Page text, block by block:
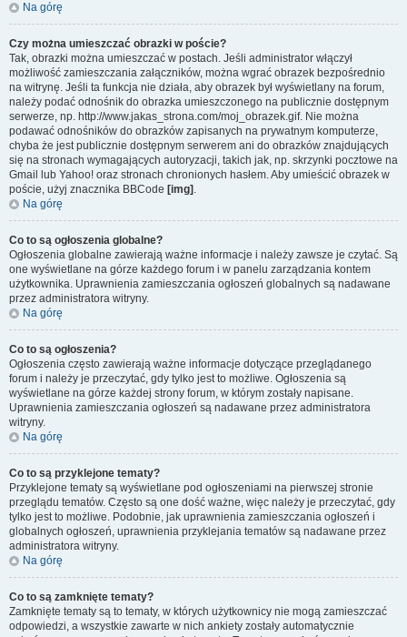
Na górę
Czy można umieszczać obrazki w poście?
Tak, obrazki można umieszczać w postach. Jeśli administrator włączył
możliwość zamieszczania załączników, można wgrać obrazek bezpośrednio
na witrynę. Jeśli ta funkcja nie działa, aby obrazek był wyświetlany na forum,
należy podać odnośnik do obrazka umieszczonego na publicznie dostępnym
serwerze, np. http://www.jakas_strona.com/moj_obrazek.gif. Nie można
podawać odnośników do obrazków zapisanych na prywatnym komputerze,
chyba że jest publicznie dostępnym serwerem ani do obrazków znajdujących
się na stronach wymagających autoryzacji, takich jak, np. skrzynki pocztowe na
Gmail lub Yahoo! oraz stronach chronionych hasłem. Aby umieścić obrazek w
poście, użyj znacznika BBCode [img] .
Na górę
Co to są ogłoszenia globalne?
Ogłoszenia globalne zawierają ważne informacje i należy zawsze je czytać. Są
one wyświetlane na górze każdego forum i w panelu zarządzania kontem
użytkownika. Uprawnienia zamieszczania ogłoszeń globalnych są nadawane
przez administratora witryny.
Na górę
Co to są ogłoszenia?
Ogłoszenia często zawierają ważne informacje dotyczące przeglądanego
forum i należy je przeczytać, gdy tylko jest to możliwe. Ogłoszenia są
wyświetlane na górze każdej strony forum, w którym zostały napisane.
Uprawnienia zamieszczania ogłoszeń są nadawane przez administratora
witryny.
Na górę
Co to są przyklejone tematy?
Przyklejone tematy są wyświetlane pod ogłoszeniami na pierwszej stronie
przeglądu tematów. Często są one dość ważne, więc należy je przeczytać, gdy
tylko jest to możliwe. Podobnie, jak uprawnienia zamieszczania ogłoszeń i
globalnych ogłoszeń, uprawnienia przyklejania tematów są nadawane przez
administratora witryny.
Na górę
Co to są zamknięte tematy?
Zamknięte tematy są to tematy, w których użytkownicy nie mogą zamieszczać
odpowiedzi, a wszystkie zawarte w nich ankiety zostały automatycznie